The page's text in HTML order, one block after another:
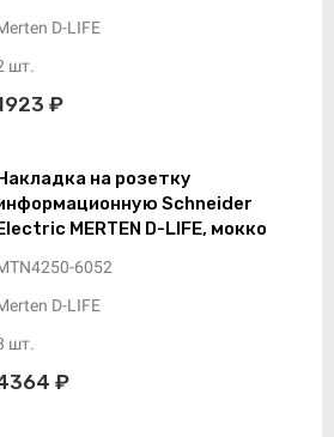
D-LIFE
шт.
₽
на розетку
Schneider
MERTEN D-LIFE, мокко
6052
D-LIFE
шт.
₽